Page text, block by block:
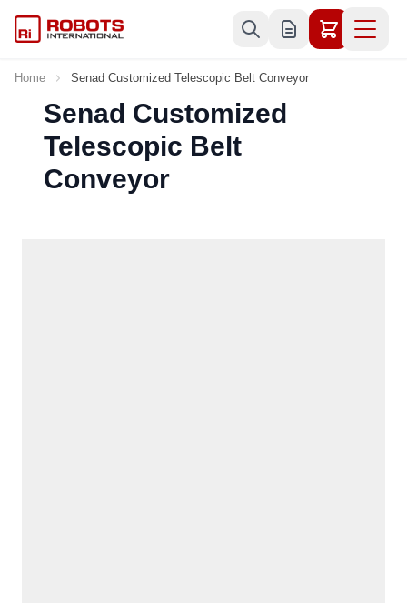
Home Senad Customized Telescopic Belt Conveyor
Senad Customized
Telescopic Belt
Conveyor